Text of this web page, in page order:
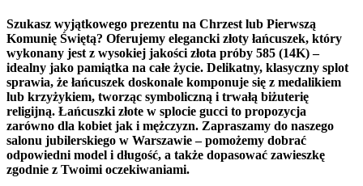
Szukasz wyjątkowego prezentu na Chrzest lub Pierwszą
Komunię Świętą? Oferujemy elegancki złoty łańcuszek, który
wykonany jest z wysokiej jakości złota próby 585 (14K) –
idealny jako pamiątka na całe życie. Delikatny, klasyczny splot
sprawia, że łańcuszek doskonale komponuje się z medalikiem
lub krzyżykiem, tworząc symboliczną i trwałą biżuterię
religijną. Łańcuszki złote w splocie gucci to propozycja
zarówno dla kobiet jak i mężczyzn. Zapraszamy do naszego
salonu jubilerskiego w Warszawie – pomożemy dobrać
odpowiedni model i długość, a także dopasować zawieszkę
zgodnie z Twoimi oczekiwaniami.